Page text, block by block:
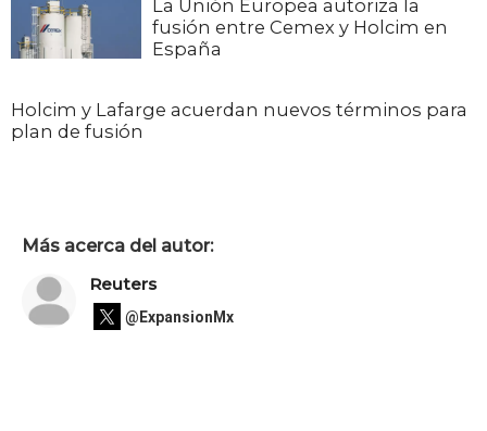
La Unión Europea autoriza la
fusión entre Cemex y Holcim en
España
Holcim y Lafarge acuerdan nuevos términos para
plan de fusión
Más acerca del autor:
Reuters
@ExpansionMx